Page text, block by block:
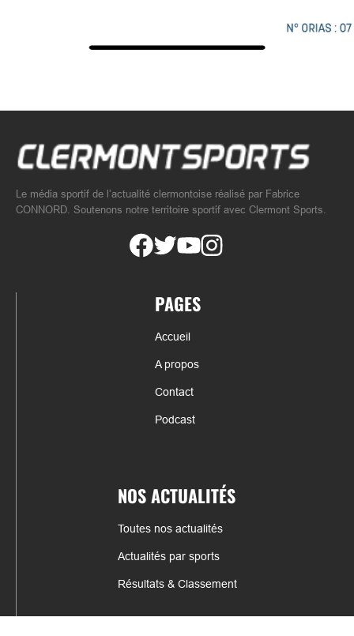
Le média sportif de l’actualité clermontoise réalisé par Fabrice
CONNORD. Soutenons notre territoire sportif avec Clermont Sports.
PAGES
Accueil
A propos
Contact
Podcast
NOS ACTUALITÉS
Toutes nos actualités
Actualités par sports
Résultats & Classement